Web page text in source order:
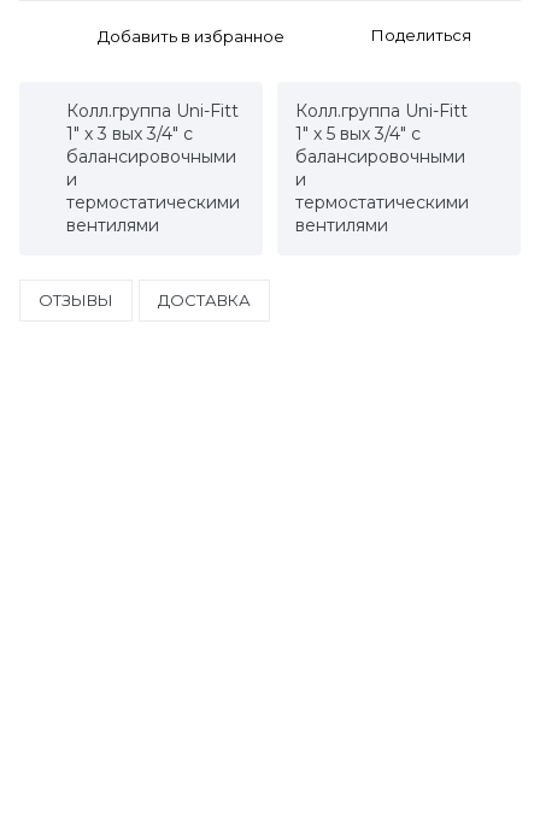
Поделиться
Колл.группа Uni-Fitt
1" х 3 вых 3/4" с
балансировочными
и
термостатическими
вентилями
Колл.группа Uni-Fitt
1" х 5 вых 3/4" с
балансировочными
и
термостатическими
вентилями
ОТЗЫВЫ ДОСТАВКА